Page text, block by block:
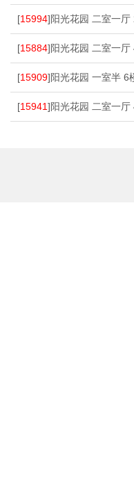
[15994]阳光花园 二室一
[15884]阳光花园 二室一
[15909]阳光花园 一室半 6
[15941]阳光花园 二室一